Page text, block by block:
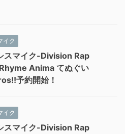
イク
スマイク-Division Rap
Anima てぬぐい
予約開始！
イク
スマイク-Division Rap